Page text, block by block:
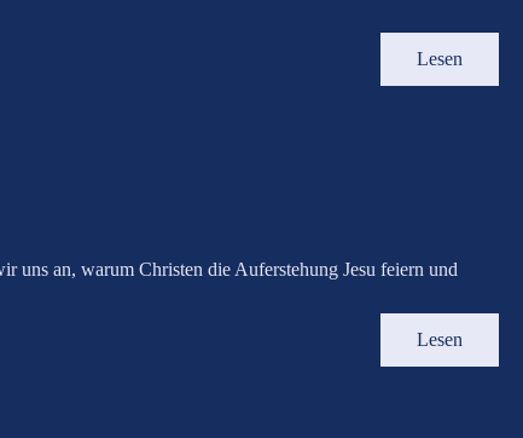
Lesen
uns an, warum Christen die Auferstehung Jesu feiern und
Lesen